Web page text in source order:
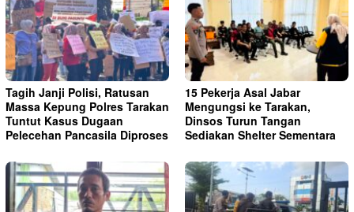
Tagih Janji Polisi, Ratusan
Massa Kepung Polres Tarakan
Tuntut Kasus Dugaan
Pelecehan Pancasila Diproses
15 Pekerja Asal Jabar
Mengungsi ke Tarakan,
Dinsos Turun Tangan
Sediakan Shelter Sementara